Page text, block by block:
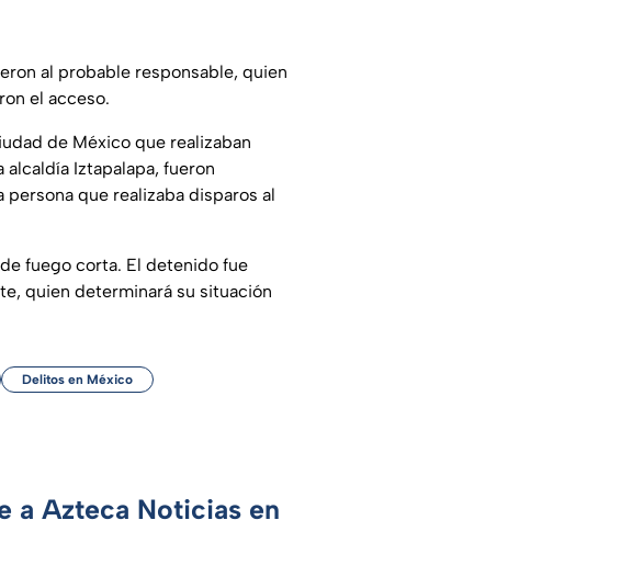
al probable responsable, quien
el acceso.
de México que realizaban
Iztapalapa, fueron
que realizaba disparos al
fuego corta. El detenido fue
quien determinará su situación
Delitos en México
a Azteca Noticias en